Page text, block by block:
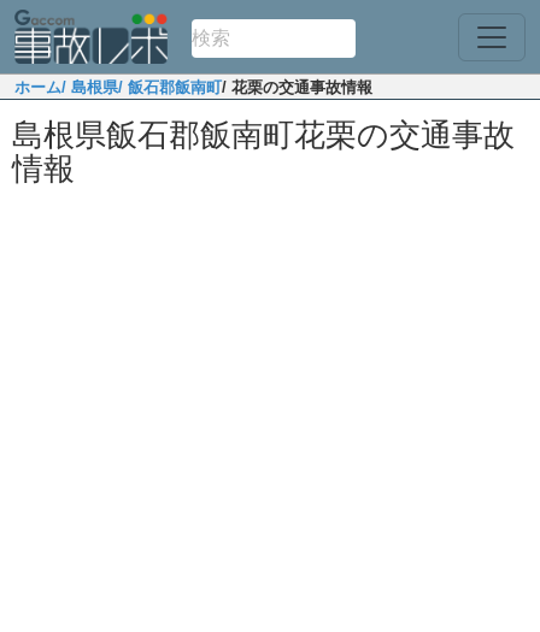
ホーム/ 島根県/ 飯石郡飯南町/ 花栗の交通事故情報
島根県飯石郡飯南町花栗の交通事故
情報